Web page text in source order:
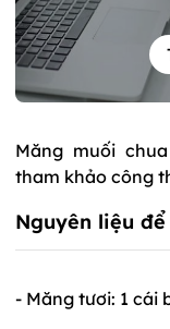
Măng muối
tham khảo công
Nguyên liệu
- Măng tươi: 1 cái